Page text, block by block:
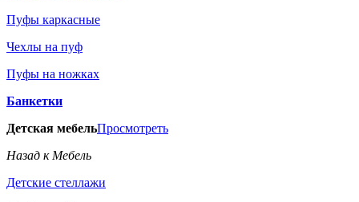
Пуфы каркасные
Чехлы на пуф
Пуфы на ножках
Банкетки
Детская мебельПросмотреть
Назад к Мебель
Детские стеллажи